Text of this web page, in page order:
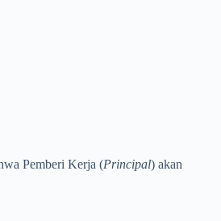
Pemberi Kerja (Principal) akan